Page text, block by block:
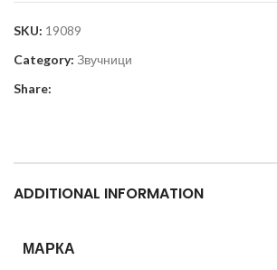
SKU: 19089
Category: Звучници
Share:
ADDITIONAL INFORMATION
МАРКА